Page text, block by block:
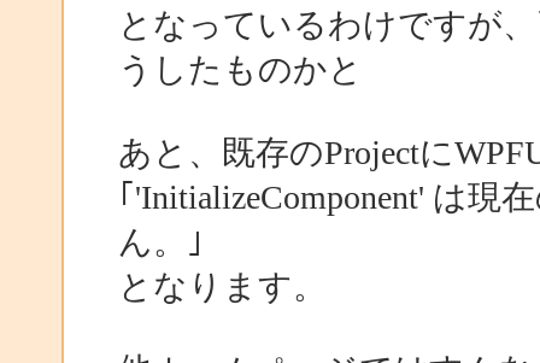
となっているわけですが
うしたものかと
あと、既存のProjectに
｢'InitializeComponent' は現
ん。｣
となります。